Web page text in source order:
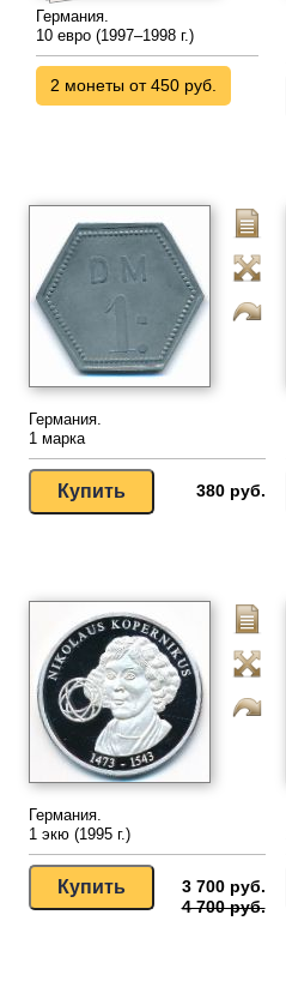
Германия.
10 евро (1997–1998 г.)
2 монеты от 450 руб.
Германия.
1 марка
380 руб.
Германия.
1 экю (1995 г.)
3 700 руб.
4 700 руб.